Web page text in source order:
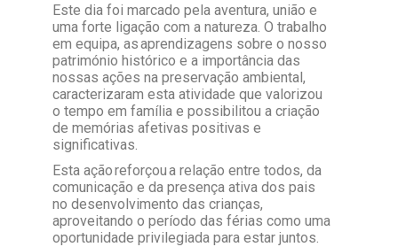
Este dia foi marcado pela aventura, união e
uma forte ligação com a natureza. O trabalho
em equipa, as aprendizagens sobre o nosso
património histórico e a importância das
nossas ações na preservação ambiental,
caracterizaram esta atividade que valorizou
o tempo em família e possibilitou a criação
de memórias afetivas positivas e
significativas.
Esta ação reforçou a relação entre todos, da
comunicação e da presença ativa dos pais
no desenvolvimento das crianças,
aproveitando o período das férias como uma
oportunidade privilegiada para estar juntos.